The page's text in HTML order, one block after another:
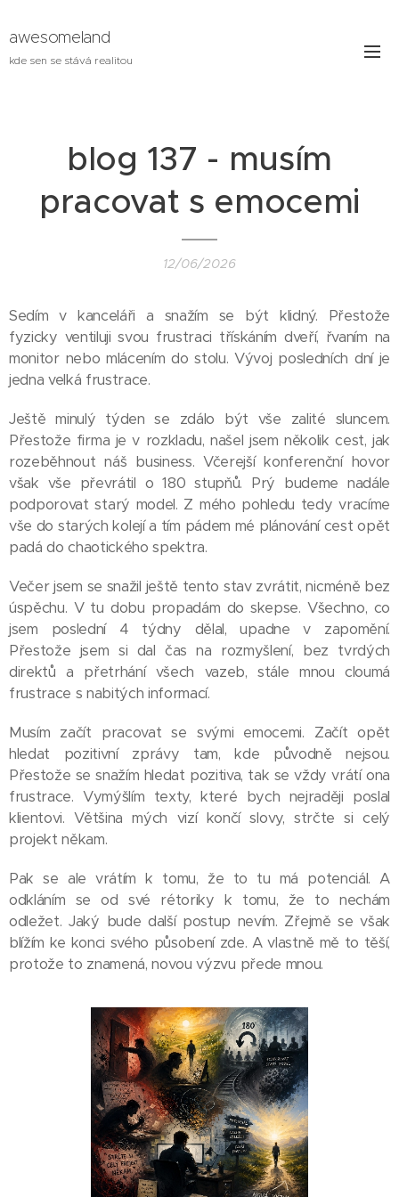
awesomeland
kde sen se stává realitou
blog 137 - musím
pracovat s emocemi
12/06/2026
Sedím v kanceláři a snažím se být klidný. Přestože
fyzicky ventiluji svou frustraci třískáním dveří, řvaním na
monitor nebo mlácením do stolu. Vývoj posledních dní je
jedna velká frustrace.
Ještě minulý týden se zdálo být vše zalité sluncem.
Přestože firma je v rozkladu, našel jsem několik cest, jak
rozeběhnout náš business. Včerejší konferenční hovor
však vše převrátil o 180 stupňů. Prý budeme nadále
podporovat starý model. Z mého pohledu tedy vracíme
vše do starých kolejí a tím pádem mé plánování cest opět
padá do chaotického spektra.
Večer jsem se snažil ještě tento stav zvrátit, nicméně bez
úspěchu. V tu dobu propadám do skepse. Všechno, co
jsem poslední 4 týdny dělal, upadne v zapomění.
Přestože jsem si dal čas na rozmyšlení, bez tvrdých
direktů a přetrhání všech vazeb, stále mnou cloumá
frustrace s nabitých informací.
Musím začít pracovat se svými emocemi. Začít opět
hledat pozitivní zprávy tam, kde původně nejsou.
Přestože se snažím hledat pozitiva, tak se vždy vrátí ona
frustrace. Vymýšlím texty, které bych nejraději poslal
klientovi. Většina mých vizí končí slovy, strčte si celý
projekt někam.
Pak se ale vrátím k tomu, že to tu má potenciál. A
odkláním se od své rétoriky k tomu, že to nechám
odležet. Jaký bude další postup nevím. Zřejmě se však
blížím ke konci svého působení zde. A vlastně mě to těší,
protože to znamená, novou výzvu přede mnou.